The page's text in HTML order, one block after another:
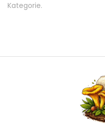
Kategorie.